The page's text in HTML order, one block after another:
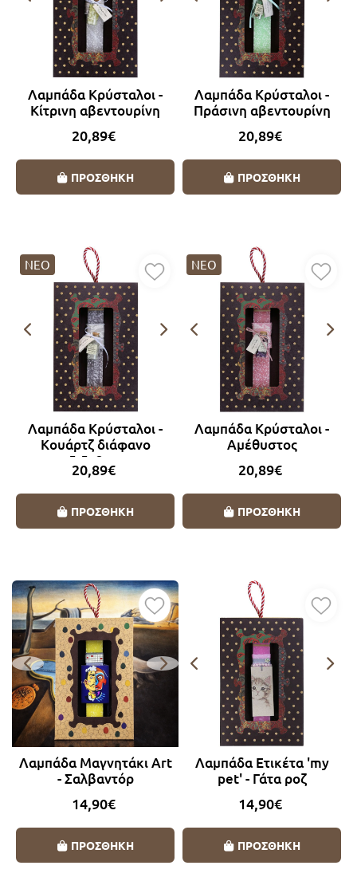
Λαμπάδα Κρύσταλοι -
Κίτρινη αβεντουρίνη
20,89€
ΠΡΟΣΘΗΚΗ
Λαμπάδα Κρύσταλοι -
Πράσινη αβεντουρίνη
20,89€
ΠΡΟΣΘΗΚΗ
ΝΕΟ
Λαμπάδα Κρύσταλοι -
Κουάρτζ διάφανο
5,5x2εκ.
20,89€
ΠΡΟΣΘΗΚΗ
ΝΕΟ
Λαμπάδα Κρύσταλοι -
Αμέθυστος
20,89€
ΠΡΟΣΘΗΚΗ
Λαμπάδα Μαγνητάκι Art
- Σαλβαντόρ
14,90€
ΠΡΟΣΘΗΚΗ
Λαμπάδα Ετικέτα 'my
pet' - Γάτα ροζ
14,90€
ΠΡΟΣΘΗΚΗ